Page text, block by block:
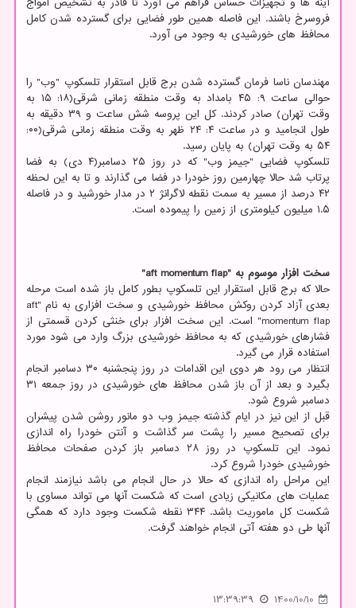
فروسرخ باشند. این فاصله همین طور فضایی برای گسترده شدن کامل
محافظ های خورشیدی به وجود می آورد.
مهندسان ناسا فرمان گسترده شدن برج قابل استقرار تلسکوپ "وب" را
حوالی ساعت ۹: ۴۵ بامداد به وقت منطقه زمانی شرقی(۱۸: ۱۵ به
وقت تهران) صادر کردند. کل این پروسه شش ساعت و ۳۹ دقیقه به
طول انجامید و در ساعت ۴: ۲۴ ظهر به وقت منطقه زمانی شرقی(۰۰:
۵۴ به وقت تهران) به پایان رسید.
تلسکوپ فضایی "جیمز وب" که در روز ۲۵ دسامبر(۴ دی) به فضا
پرتاب شد حالا چهارمین روز خودرا در فضا می گذارند و تا به این لحظه
۴۲ درصد از مسیر به سمت نقطه لاگرانژ ۲ در مدار خورشید و در فاصله
۱.۵ میلیون کیلومتری از زمین را پیموده است.
سخت افزار موسوم به "aft momentum flap"
حالا که برج قابل استقرار این تلسکوپ بطور کامل باز شده است مرحله
بعدی آزاد کردن روکش محافظ خورشیدی و سخت افزاری به نام "aft
momentum flap" است. این سخت افزار برای خنثی کردن قسمتی از
فشارهای خورشیدی که به محافظ خورشیدی بزرگ وارد می شود مورد
استفاده قرار می گیرد.
انتظار می رود هر دوی این اقدامات در روز پنجشنبه ۳۰ دسامبر انجام
بگیرد و بعد از آن باز شدن محافظ های خورشیدی در روز جمعه ۳۱
دسامبر شروع شود.
قبل از این نیز در ایام گذشته جیمز وب دو مانور روشن شدن پیشران
برای تصحیح مسیر را پشت سر گذاشت و آنتن خودرا راه اندازی
نمود. این تلسکوپ در روز ۲۸ دسامبر باز کردن صفحات محافظ
خورشیدی خودرا شروع کرد.
این مراحل راه اندازی که حالا در حال انجام می باشد نیازمند انجام
عملیات های مکانیکی زیادی است که شکست آنها می تواند مساوی با
شکست کل ماموریت باشد. ۳۴۴ نقطه شکست وجود دارد که همگی
آنها طی دو هفته آتی انجام خواهند گرفت.
1400/10/10
13:39:39